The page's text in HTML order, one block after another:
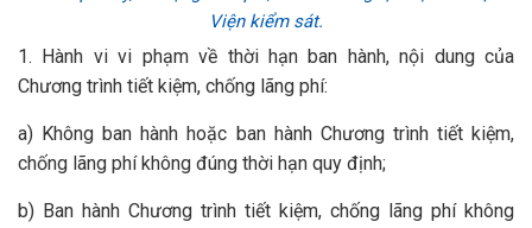
Viện kiểm sát.
1. Hành vi vi phạm về thời hạn ban hành, nội dung của
Chương trình tiết kiệm, chống lãng phí:
a) Không ban hành hoặc ban hành Chương trình tiết kiệm,
chống lãng phí không đúng thời hạn quy định;
b) Ban hành Chương trình tiết kiệm, chống lãng phí không